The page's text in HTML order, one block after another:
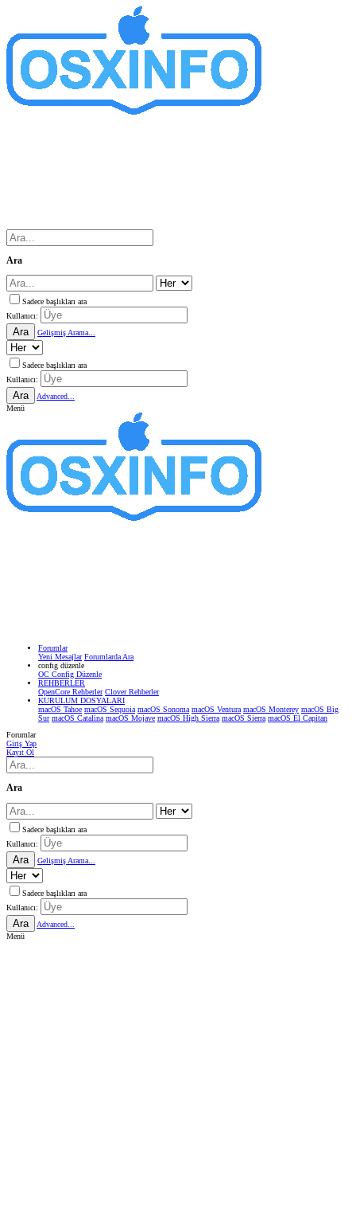
Ara
Sadece başlıkları ara
Kullanıcı:
Ara Gelişmiş Arama...
Sadece başlıkları ara
Kullanıcı:
Ara
Advanced...
Menü
Forumlar
Yeni Mesajlar Forumlarda Ara
confıg düzenle
OC Config Düzenle
REHBERLER
OpenCore Rehberler Clover Rehberler
KURULUM DOSYALARI
macOS Tahoe macOS Sequoia macOS Sonoma macOS Ventura macOS Monterey macOS Big
Sur macOS Catalina macOS Mojave macOS High Sierra macOS Sierra macOS El Capitan
Forumlar
Giriş Yap
Kayıt Ol
Ara
Sadece başlıkları ara
Kullanıcı:
Ara Gelişmiş Arama...
Sadece başlıkları ara
Kullanıcı:
Ara
Advanced...
Menü